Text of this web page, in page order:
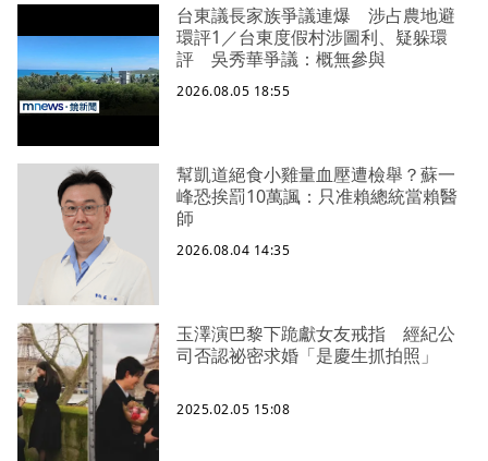
台東議長家族爭議連爆 涉占農地避
環評1／台東度假村涉圖利、疑躲環
評 吳秀華爭議：概無參與
2026.08.05 18:55
幫凱道絕食小雞量血壓遭檢舉？蘇一
峰恐挨罰10萬諷：只准賴總統當賴醫
師
2026.08.04 14:35
玉澤演巴黎下跪獻女友戒指 經紀公
司否認祕密求婚「是慶生抓拍照」
2025.02.05 15:08